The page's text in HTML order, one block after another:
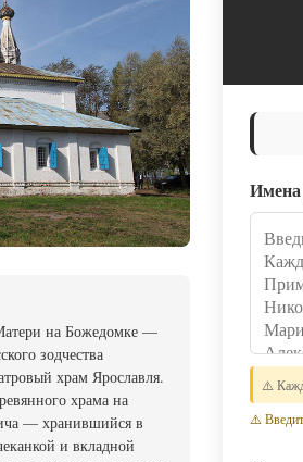
на Божедомке —
зодчества
храм Ярославля.
храма на
— хранившийся в
и вкладной
⚠️
⚠️